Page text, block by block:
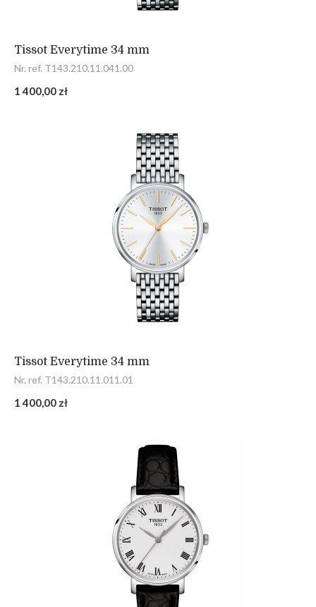
Tissot Everytime 34 mm
Nr. ref. T143.210.11.041.00
1 400,00 zł
Tissot Everytime 34 mm
Nr. ref. T143.210.11.011.01
1 400,00 zł